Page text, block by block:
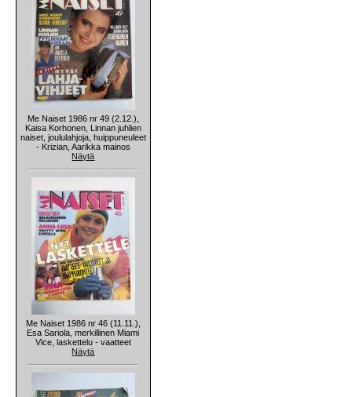
Me Naiset 1986 nr 49 (2.12.),
Kaisa Korhonen, Linnan juhlien
naiset, joululahjoja, huippuneuleet
- Krizian, Aarikka mainos
Näytä
Me Naiset 1986 nr 46 (11.11.),
Esa Sariola, merkillinen Miami
Vice, laskettelu - vaatteet
Näytä